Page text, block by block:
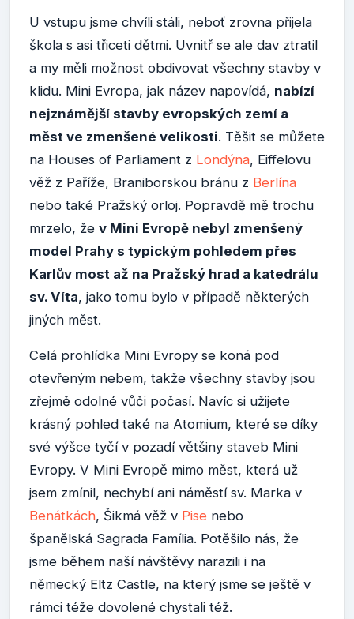
U vstupu jsme chvíli stáli, neboť zrovna přijela
škola s asi třiceti dětmi. Uvnitř se ale dav ztratil
a my měli možnost obdivovat všechny stavby v
klidu. Mini Evropa, jak název napovídá, nabízí
nejznámější stavby evropských zemí a
měst ve zmenšené velikosti. Těšit se můžete
na Houses of Parliament z Londýna, Eiffelovu
věž z Paříže, Braniborskou bránu z Berlína
nebo také Pražský orloj. Popravdě mě trochu
mrzelo, že v Mini Evropě nebyl zmenšený
model Prahy s typickým pohledem přes
Karlův most až na Pražský hrad a katedrálu
sv. Víta, jako tomu bylo v případě některých
jiných měst.
Celá prohlídka Mini Evropy se koná pod
otevřeným nebem, takže všechny stavby jsou
zřejmě odolné vůči počasí. Navíc si užijete
krásný pohled také na Atomium, které se díky
své výšce tyčí v pozadí většiny staveb Mini
Evropy. V Mini Evropě mimo měst, která už
jsem zmínil, nechybí ani náměstí sv. Marka v
Benátkách, Šikmá věž v Pise nebo
španělská Sagrada Família. Potěšilo nás, že
jsme během naší návštěvy narazili i na
německý Eltz Castle, na který jsme se ještě v
rámci téže dovolené chystali též.